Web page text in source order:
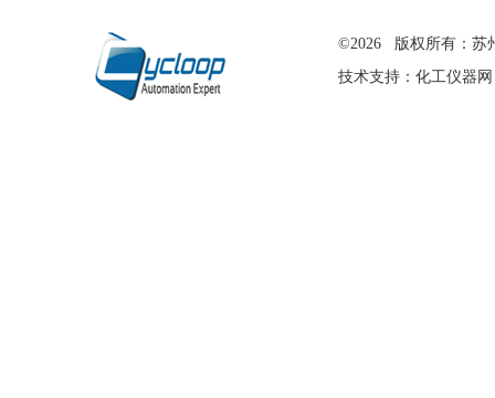
©2026 版权所有：苏
技术支持： 化工仪器网